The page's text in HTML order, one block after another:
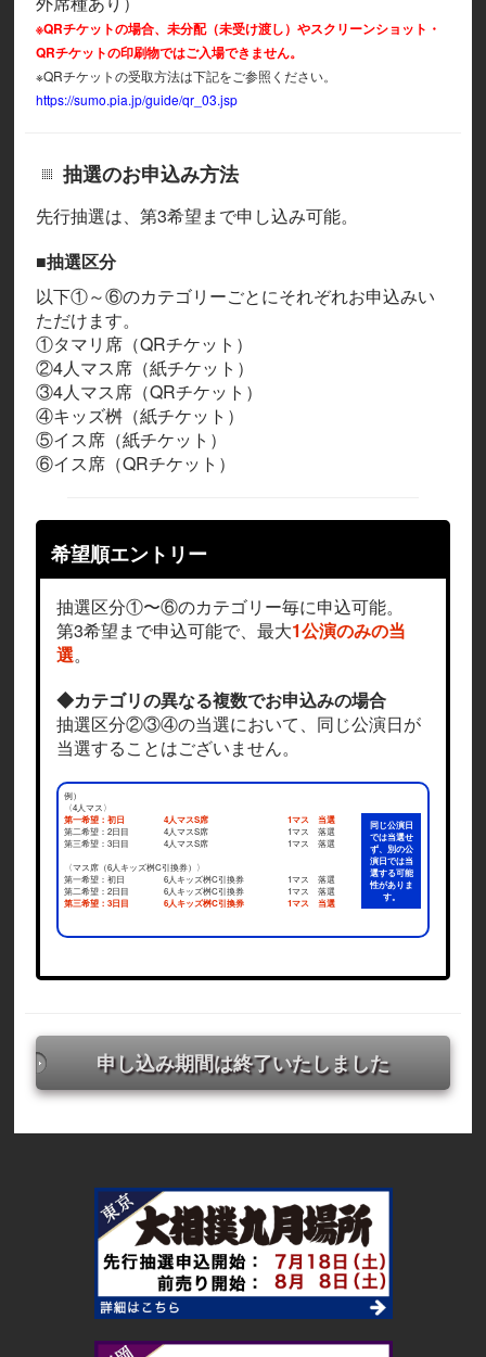
※QRチケットの場合、未分配（未受け渡し）やスクリーンショット・
QRチケットの印刷物ではご入場できません。
※QRチケットの受取方法は下記をご参照ください。
https://sumo.pia.jp/guide/qr_03.jsp
抽選のお申込み方法
先行抽選は、第3希望まで申し込み可能。
■抽選区分
以下①～⑥のカテゴリーごとにそれぞれお申込みい
ただけます。
①タマリ席（QRチケット）
②4人マス席（紙チケット）
③4人マス席（QRチケット）
④キッズ桝（紙チケット）
⑤イス席（紙チケット）
⑥イス席（QRチケット）
希望順エントリー
抽選区分①〜⑥のカテゴリー毎に申込可能。
第3希望まで申込可能で、最大1公演のみの当
選。
◆カテゴリの異なる複数でお申込みの場合
抽選区分②③④の当選において、同じ公演日が
当選することはございません。
例）
〈4人マス〉
第一希望：初日
4人マスS席 1マス 当選
同じ公演日
では当選せ
ず、別の公
演日では当
選する可能
性がありま
す。
第二希望：2日目 4人マスS席
1マス 落選
第三希望：3日目
4人マスS席
1マス 落選
〈マス席（6人キッズ桝C引換券）〉
第一希望：初日
6人キッズ桝C引換券
1マス 落選
第二希望：2日目
6人キッズ桝C引換券
1マス 落選
第三希望：3日目
6人キッズ桝C引換券 1マス 当選
申し込み期間は終了いたしました